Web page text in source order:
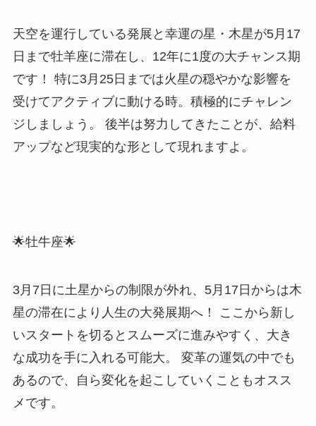
天空を運行している発展と幸運の星・木星が5月17
日まで牡羊座に滞在し、12年に1度の大チャンス期
です！ 特に3月25日までは火星の穏やかな影響を
受けてアクティブに動ける時。積極的にチャレン
ジしましょう。 後半は努力してきたことが、給料
アップなど現実的な形として現れますよ。
🌟牡牛座🌟
3月7日に土星からの制限が外れ、5月17日からは木
星の滞在により人生の大発展期へ！ ここから新し
いスタートを切るとスムーズに進みやすく、大き
な成功を手に入れる可能大。 変革の運気の中でも
あるので、自ら変化を起こしていくこともオスス
メです。